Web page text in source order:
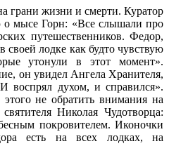
грани жизни и смерти. Куратор
о мысе Горн: «Все слышали про
путешественников. Федор,
своей лодке как будто чувствую
утонули в этот момент».
он увидел Ангела Хранителя,
воспрял духом, и справился».
не обратить внимания на
Николая Чудотворца:
покровителем. Иконочки
есть на всех лодках, на